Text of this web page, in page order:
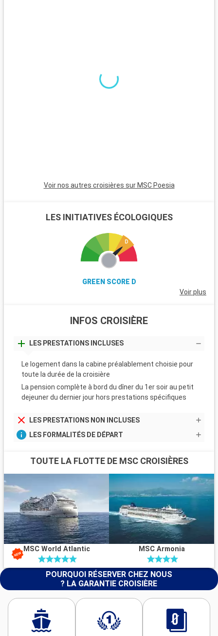
Voir nos autres croisières sur MSC Poesia
LES INITIATIVES ÉCOLOGIQUES
GREEN SCORE D
Voir plus
INFOS CROISIÈRE
LES PRESTATIONS INCLUSES
Le logement dans la cabine préalablement choisie pour
toute la durée de la croisière
La pension complète à bord du dîner du 1er soir au petit
dejeuner du dernier jour hors prestations spécifiques
LES PRESTATIONS NON INCLUSES
LES FORMALITÉS DE DÉPART
TOUTE LA FLOTTE DE MSC CROISIÈRES
MSC World Atlantic MSC Armonia
POURQUOI RÉSERVER CHEZ NOUS
? LA GARANTIE CROISIÈRE